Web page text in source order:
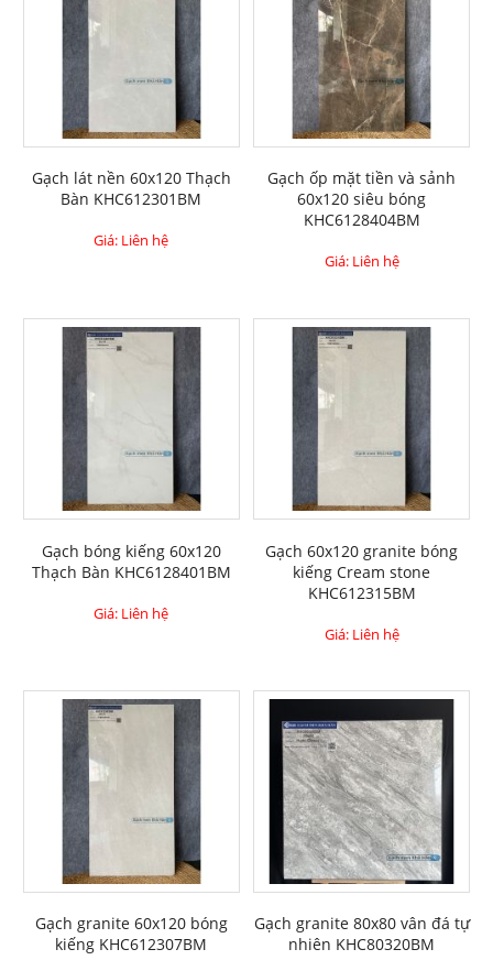
Gạch lát nền 60x120 Thạch
Bàn KHC612301BM
Giá: Liên hệ
Gạch ốp mặt tiền và sảnh
60x120 siêu bóng
KHC6128404BM
Giá: Liên hệ
Gạch bóng kiếng 60x120
Thạch Bàn KHC6128401BM
Giá: Liên hệ
Gạch 60x120 granite bóng
kiếng Cream stone
KHC612315BM
Giá: Liên hệ
Gạch granite 60x120 bóng
kiếng KHC612307BM
Gạch granite 80x80 vân đá tự
nhiên KHC80320BM